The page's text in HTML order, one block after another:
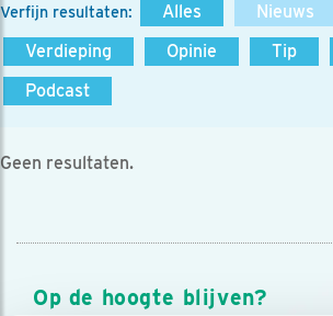
Verfijn resultaten: Alles Nieuws
Verdieping
Opinie Tip
Podcast
Geen resultaten.
Op de hoogte blijven?